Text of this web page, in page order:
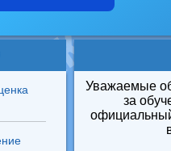
Уважаемые
за